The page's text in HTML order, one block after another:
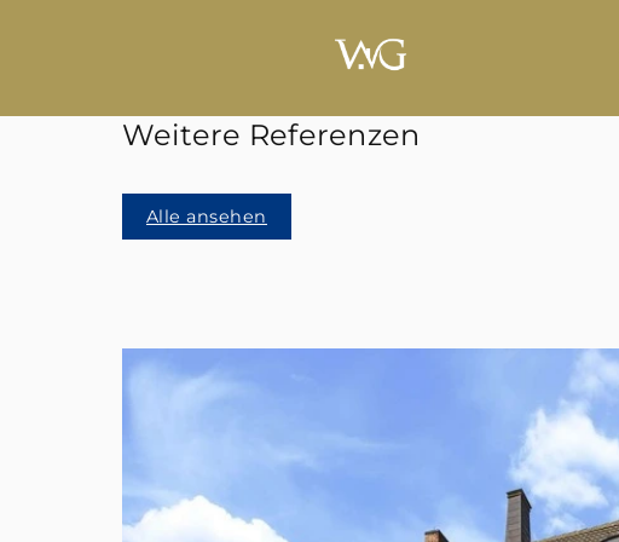
Weitere Referenzen
Alle ansehen